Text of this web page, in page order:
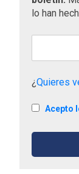
lo han
¿Quieres
Acepto